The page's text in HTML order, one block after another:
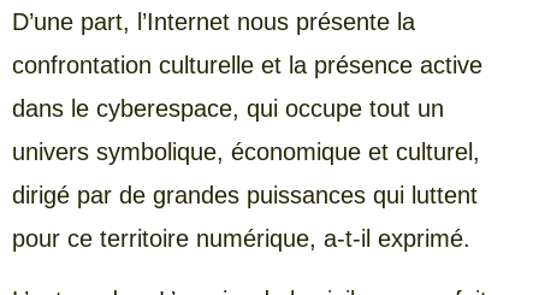
D’une part, l’Internet nous présente la
confrontation culturelle et la présence active
dans le cyberespace, qui occupe tout un
univers symbolique, économique et culturel,
dirigé par de grandes puissances qui luttent
pour ce territoire numérique, a-t-il exprimé.